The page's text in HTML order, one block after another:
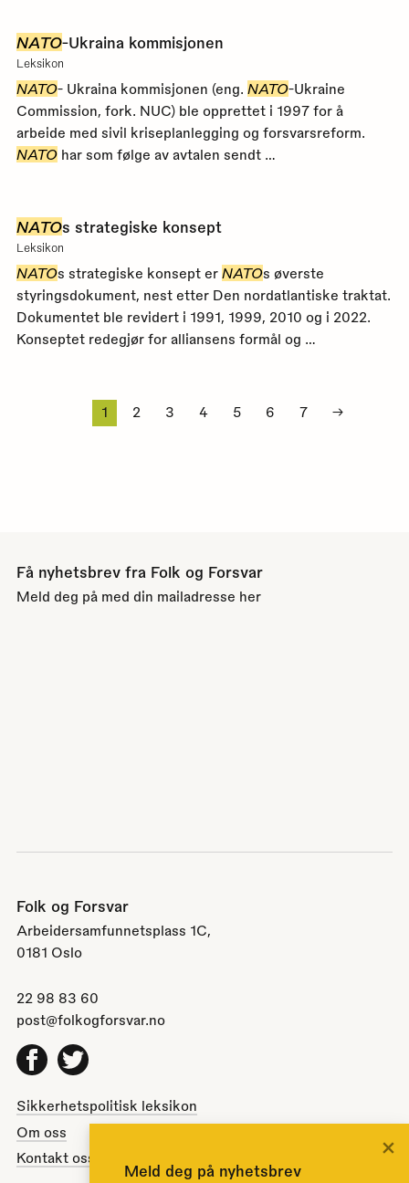
NATO-Ukraina kommisjonen
Leksikon
NATO- Ukraina kommisjonen (eng. NATO-Ukraine
Commission, fork. NUC) ble opprettet i 1997 for å
arbeide med sivil kriseplanlegging og forsvarsreform.
NATOhar som følge av avtalen sendt …
NATOs strategiske konsept
Leksikon
NATOs strategiske konsept er NATOs øverste
styringsdokument, nest etter Den nordatlantiske traktat.
Dokumentet ble revidert i 1991, 1999, 2010 og i 2022.
Konseptet redegjør for alliansens formål og …
1 2 3 4 5 6 7 →
Få nyhetsbrev fra Folk og Forsvar
Meld deg på med din mailadresse her
Folk og Forsvar
Arbeidersamfunnetsplass 1C,
0181 Oslo
22 98 83 60
post@folkogforsvar.no
Facebook
Twitter
Sikkerhetspolitisk leksikon
Om oss
Kontakt oss
Meld deg på nyhetsbrev
×